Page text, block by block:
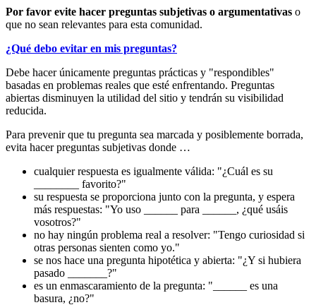
Por favor evite hacer preguntas subjetivas o argumentativas o
que no sean relevantes para esta comunidad.
¿Qué debo evitar en mis preguntas?
Debe hacer únicamente preguntas prácticas y "respondibles"
basadas en problemas reales que esté enfrentando. Preguntas
abiertas disminuyen la utilidad del sitio y tendrán su visibilidad
reducida.
Para prevenir que tu pregunta sea marcada y posiblemente borrada,
evita hacer preguntas subjetivas donde …
cualquier respuesta es igualmente válida: "¿Cuál es su
________ favorito?"
su respuesta se proporciona junto con la pregunta, y espera
más respuestas: "Yo uso ______ para ______, ¿qué usáis
vosotros?"
no hay ningún problema real a resolver: "Tengo curiosidad si
otras personas sienten como yo."
se nos hace una pregunta hipotética y abierta: "¿Y si hubiera
pasado _______?"
es un enmascaramiento de la pregunta: "______ es una
basura, ¿no?"